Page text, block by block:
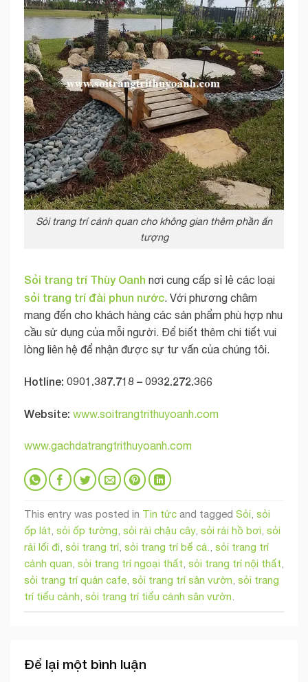
Sỏi trang trí cảnh quan cho không gian thêm phần ấn
tượng
Sỏi trang trí Thùy Oanh nơi cung cấp sỉ lẻ các loại
sỏi trang trí đài phun nước. Với phương châm
mang đến cho khách hàng các sản phẩm phù hợp nhu
cầu sử dụng của mỗi người. Để biết thêm chi tiết vui
lòng liên hệ để nhận được sự tư vấn của chúng tôi.
Hotline: 0901.387.718 – 0932.272.366
Website: www.soitrangtrithuyoanh.com
www.gachdatrangtrithuyoanh.com
This entry was posted in Tin tức and tagged Sỏi sỏi
ốp lát sỏi ốp tường sỏi rải chậu cây, sỏi rải hồ bơi sỏi
rải lối đi sỏi trang trí sỏi trang trí bể cá. sỏi trang trí
cảnh quan sỏi trang trí ngoại thất sỏi trang trí nội thất
sỏi trang trí quán cafe sỏi trang trí sân vườn sỏi trang
trí tiểu cảnh sỏi trang trí tiểu cảnh sân vườn
Để lại một bình luận